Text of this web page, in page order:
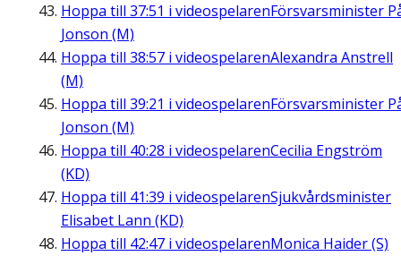
Hoppa till 37:51 i videospelarenFörsvarsminister
Jonson (M)
Hoppa till 38:57 i videospelarenAlexandra Anstrell
(M)
Hoppa till 39:21 i videospelarenFörsvarsminister
Jonson (M)
Hoppa till 40:28 i videospelarenCecilia Engström
(KD)
Hoppa till 41:39 i videospelarenSjukvårdsminister
Elisabet Lann (KD)
Hoppa till 42:47 i videospelarenMonica Haider (S)